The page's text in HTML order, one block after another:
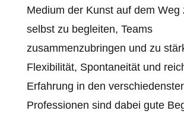
Medium der Kunst auf dem Weg
selbst zu begleiten, Teams
zusammenzubringen und zu
Flexibilität, Spontaneität und
Erfahrung in den
Professionen sind dabei gute